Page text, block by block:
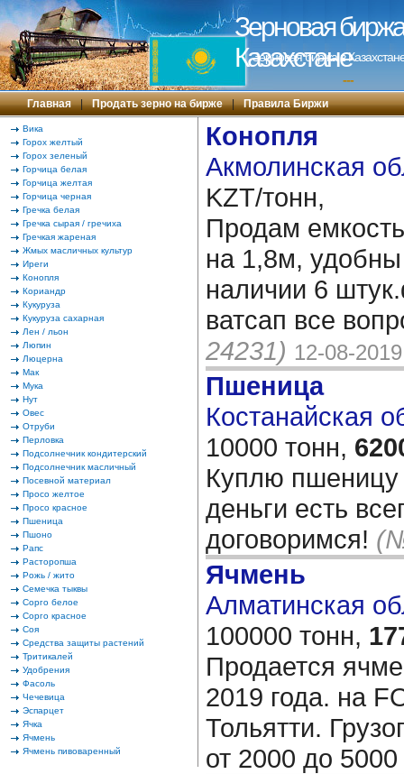
Зерновая
Казахстане
Зерновая биржа в
---
Главная | Продать зерно на бирже | Правила Биржи
Вика
Горох желтый
Горох зеленый
Горчица белая
Горчица желтая
Горчица черная
Гречка белая
Гречка сырая / гречиха
Гречкая жареная
Жмых масличных культур
Иреги
Конопля
Кориандр
Кукуруза
Кукуруза сахарная
Лен / льон
Люпин
Люцерна
Мак
Мука
Нут
Овес
Отруби
Перловка
Подсолнечник кондитерский
Подсолнечник масличный
Посевной материал
Просо желтое
Просо красное
Пшеница
Пшоно
Рапс
Расторопша
Рожь / жито
Семечка тыквы
Сорго белое
Сорго красное
Соя
Средства защиты растений
Тритикалей
Удобрения
Фасоль
Чечевица
Эспарцет
Ячка
Ячмень
Ячмень пивоваренный
Конопля
Акмолинская
KZT/тонн,
Продам
на 1,8м,
наличии 6
ватсап все
24231) 12-08-2019
Пшеница
Костанайская
10000 тонн,
Куплю пшеницу
деньги есть
договоримся!
Ячмень
Алматинская
100000 тонн,
Продается
2019 года. на
Тольятти.
от 2000 до